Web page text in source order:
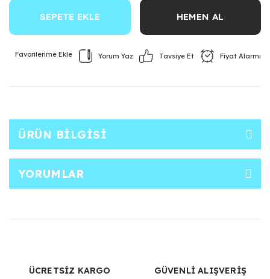
SEPETE EKLE HEMEN AL
Yorum Yaz Tavsiye Et Fiyat Alarmı
ÜRÜN BILGISI
YORUMLAR
ÜCRETSİZ KARGO GÜVENLİ ALIŞVERİŞ